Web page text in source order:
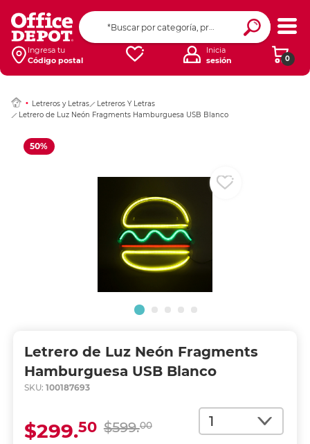
Ingresa tu
Código postal
0
Inicia
sesión
Letreros y Letras
Letreros Y Letras
Letrero de Luz Neón Fragments Hamburguesa USB Blanco
50%
Letrero de Luz Neón Fragments
Hamburguesa USB Blanco
SKU: 100187693
Cantidad
$599.00
$299.50
Ingresar Codigo